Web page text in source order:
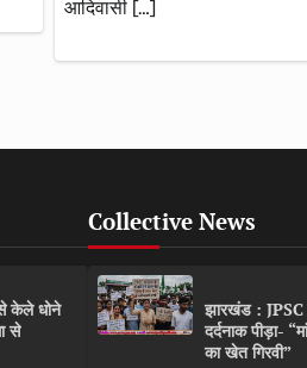
आदिवासी […]
केले धोने
से
Collective News
झारखंड : JPSC
दर्दनाक पीड़ा-
का खेत गिरवी”